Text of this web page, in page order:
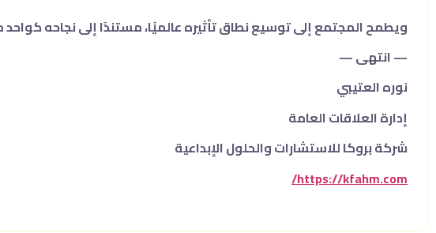
ويطمح المجتمع إلى توسيع نطاق تأثيره عالميًا، مستندًا إلى نجاحه كواحد
— انتهى —
نوره العتيبي
إدارة العلاقات العامة
شركة بروكا للاستشارات والحلول الإبداعية
https://kfahm.com/